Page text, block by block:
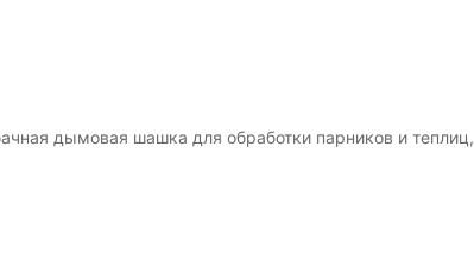
дымовая шашка для обработки парников и теплиц,